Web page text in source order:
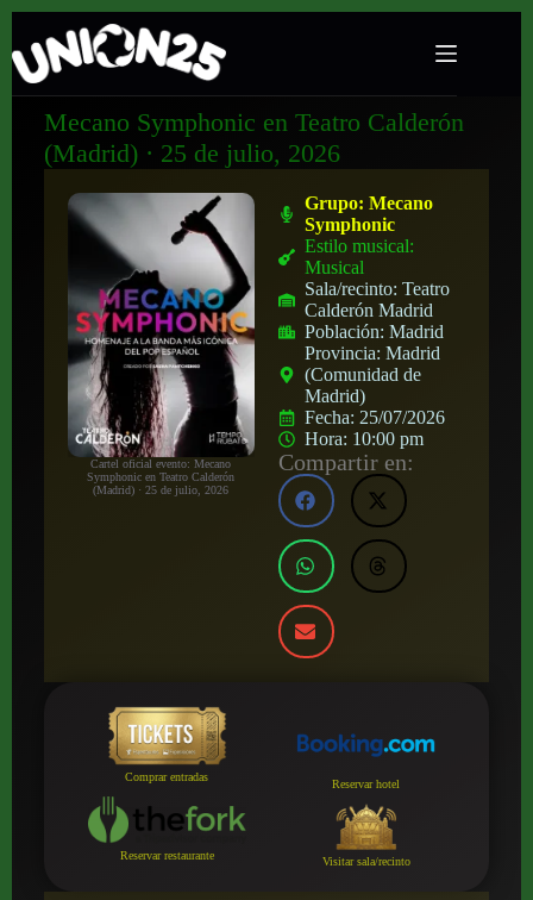
Mecano Symphonic en Teatro Calderón
(Madrid) · 25 de julio, 2026
Cartel oficial evento: Mecano
Symphonic en Teatro Calderón
(Madrid) · 25 de julio, 2026
Grupo:Mecano
Symphonic
Estilo musical:
Musical
Sala/recinto:Teatro
Calderón Madrid
Población:Madrid
Provincia:Madrid
(Comunidad de
Madrid)
Fecha: 25/07/2026
Hora: 10:00 pm
Compartir en:
Comprar entradas
Reservar hotel
Reservar restaurante Visitar sala/recinto